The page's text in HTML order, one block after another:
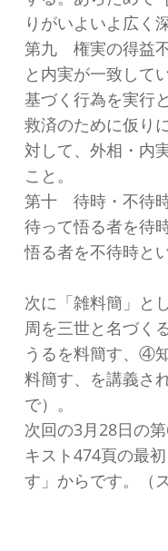
りがいよいよ広く
第九 権実の得益
と内実が一致して
基づく行為を実行
救済のために仮り
対して、外相・内
こと。
第十 待時・不待
待って悟る者を待
悟る者を不待時とい
次に「雑料簡」
周を三世と名づく
うるを料簡す、④
料簡す、を講義さ
で）。
次回の3月28日の
キスト474頁の最
す」からです。（